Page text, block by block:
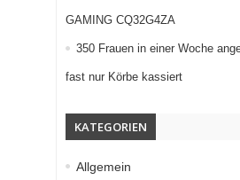
GAMING CQ32G4ZA
350 Frauen in einer Woche
fast nur Körbe kassiert
KATEGORIEN
Allgemein